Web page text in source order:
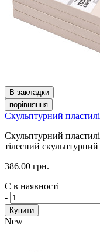
В закладки
порівняння
Скульптурний
Скульптурний
тілесний скульптурний
386.00 грн.
Є в наявності
-
Купити
New